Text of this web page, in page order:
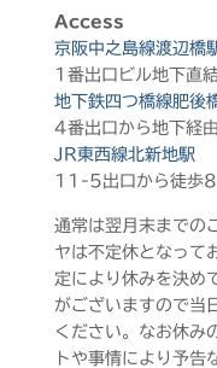
Access
京阪中之島線渡辺橋
1番出口ビル地下直
地下鉄四つ橋線肥後
4番出口から地下経
JR東西線北新地駅
11-5出口から徒歩
通常は翌月末までの
ヤは不定休となって
定により休みを決め
がございますので当
ください。なお休み
トや事情により予告